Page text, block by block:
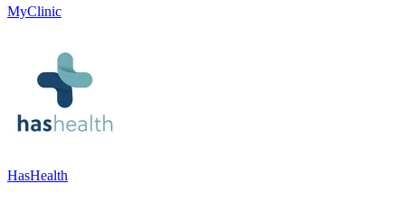
MyClinic
HasHealth